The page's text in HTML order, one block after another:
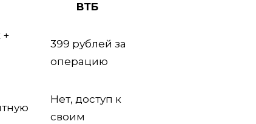
ВТБ
+
399 рублей за
операцию
Нет, доступ к
своим